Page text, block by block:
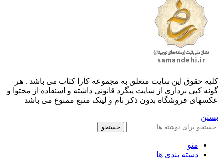
کليه حقوق اين سايت متعلق به مجموعه کارا کتاب می باشد . هر
گونه کپی برداری از سایت پیگرد قانونی داشته و استفاده از محتوا و
عکسهای فروشگاه بدون ذکر نام و لینک منبع ممنوع می باشد
بستن
جستجو
منو
دسته بندی ها